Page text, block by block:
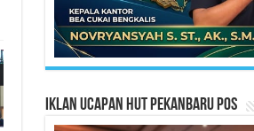
Iklan Ucapan HUT Pekanbaru Pos